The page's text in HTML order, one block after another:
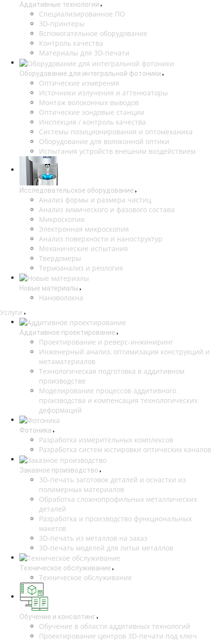
Аддитивные технологии
Специализированное ПО
3D-принтеры
Вспомогательное оборудование
Контроль качества
Материалы для 3D-печати
Оборудование для интегральной фотоники
Оптические измерения
Источники излучения и аттенюаторы
Монтаж волоконных выводов
Оптические зондовые станции
Инспекция / контроль качества
Системы позиционирования и оптомеханика
Оборудование для волоконной оптики
Испытания устройств внешним воздействием
Исследовательское оборудование
Анализ формы и размера частиц
Анализ химического и фазового состава
Микроскопия
Электронная микроскопия
Анализ поверхности и наноструктур
Механические испытания
Твердомеры
Термоанализ и реология
Новые материалы
Нановолокна
Услуги
Аддитивное проектирование
Проектирование и реверс-инжиниринг
Инженерный анализ, оптимизация конструкций и
метаматериалов
Технологическая подготовка в аддитивном
производстве
Моделирование процессов аддитивного
производства и компенсация технологических
деформаций
Фотоника
Разработка измерительных комплексов
Разработка систем юстировки оптических каналов
Заказное производство
3D-печать заготовок деталей и оснастки из
полимерных материалов
Обработка сложнопрофильных металлических
деталей
Разработка и производство функциональных
макетов
3D-печать из металлов на заказ
3D-печать моделей для литья металлов
Техническое обслуживание
Техническое обслуживание
Обучение и консалтинг
Обучение в области аддитивных технологий
Проектирование центров 3D-печати под ключ